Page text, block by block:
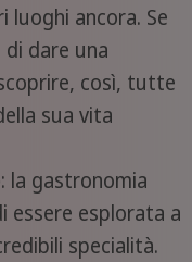
luoghi ancora. Se
dare una
così, tutte
sua vita
: la gastronomia
essere esplorata a
specialità.